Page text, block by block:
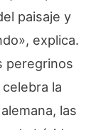
paisaje y
explica.
peregrinos
la
las